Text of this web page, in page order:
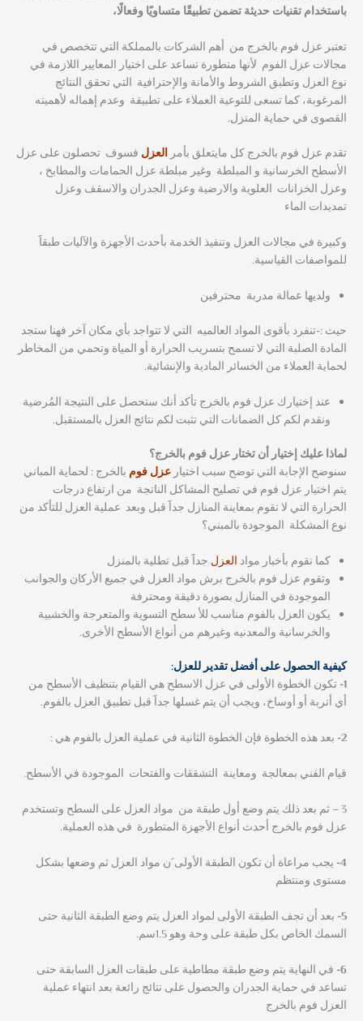
باستخدام تقنيات حديثة تضمن تطبيقًا متساويًا وفعالًا،
تعتبر عزل فوم بالخرج من أهم الشركات بالمملكة التي تتخصص في
مجالات عزل الفوم لأنها متطورة تساعد على اختيار المعايير اللازمة في
نوع العزل وتطبق الشروط والأمانة والإحترافية التي تحقق النتائج
المرغوبة، كما تسعى للتوعية العملاء على تطبيقة وعدم إهماله لأهميته
القصوى في حماية المنزل.
تقدم عزل فوم بالخرج كل مايتعلق بأمرالعزل فسوف تحصلون على عزل
الأسطح الخرسانية و المبلطة وغير مبلطة عزل الحمامات والمطابخ ،
وعزل الخزانات العلوية والارضية وعزل الجدران والاسقف وعزل
تمديدات الماء
وكبيرة في مجالات العزل وتنفيذ الخدمة بأحدث الأجهزة والآليات طبقاََ
للمواصفات القياسية.
ولديها عمالة مدربة محترفين
حيث :-تنفرد بأقوى المواد العالميه التي لا تتواجد بأي مكان آخر فهنا ستجد
المادة الصلبة التي لا تسمح بتسريب الحرارة أو المياة وتحمي من المخاطر
لحماية العملاء من الخسائر المادية والإنشائية.
عند إختيارك عزل فوم بالخرج تأكد أنك ستحصل على النتيجة المُرضية
ونقدم لكم كل الضمانات التي تثبت لكم نتائج العزل بالمستقبل.
لماذا عليك إختيار أن تختار عزل فوم بالخرج؟
سنوضح الإجابة التي توضح سبب اختيار عزل فوم بالخرج : لحماية المباني
يتم اختيار عزل فوم في تصليح المشاكل الناتجة من ارتفاع درجات
الحرارة التي لا تقوم بمعاينة المنازل جداََ قبل وبعد عملية العزل للتأكد من
نوع المشكلة الموجودة بالمبني؟
كما نقوم بأخبار مواد العزل جداََ قبل تطلية بالمنزل
وتقوم عزل فوم بالخرج برش مواد العزل في جميع الأركان والجوانب
الموجودة في المنازل بصورة دقيقة ومحترفة
يكون العزل بالفوم مناسب للأ سطح التسوية والمتعرجة والخشبية
والخرسانية والمعدنيه وغيرهم من أنواع الأسطح الأخرى.
كيفية الحصول على أفضل تقدير للعزل:
1- تكون الخطوة الأولى في عزل الاسطح هي القيام بتنظيف الأسطح من
أي أتربة أوأوساخ، ويجب أن يتم غسلها جداََ قبل تطبيق العزل بالفوم.
2- بعد هذه الخطوة فإن الخطوة الثانية في عملية العزل بالفوم هي :
قيام الفني بمعالجة ومعاينة التشققات والفتحات الموجودة في الأسطح.
3 – ثم بعد ذلك يتم وضع أول طبقة من مواد العزل على السطح وتستخدم
عزل فوم بالخرج أحدث أنواع الأجهزة المتطورة في هذه العملية.
4- يجب مراعاة أن تكون الطبقة الأولى َن مواد العزل ثم وضعها بشكل
مستوى ومنتظم
5- بعد أن تجف الطبقة الأولى لمواد العزل يتم وضع الطبقة الثانية حتى
السمك الخاص بكل طبقة على وحة وهو 1.5سم.
6- في النهاية يتم وضع طبقة مطاطية على طبقات العزل السابقة حتى
تساعد في حماية الجدران والحصول على نتائج رائعة بعد انتهاء عملية
العزل فوم بالخرج